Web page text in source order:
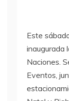
Este
inaugurada
Naciones.
Eventos,